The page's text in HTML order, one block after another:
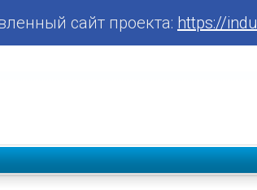
сайт проекта: https://